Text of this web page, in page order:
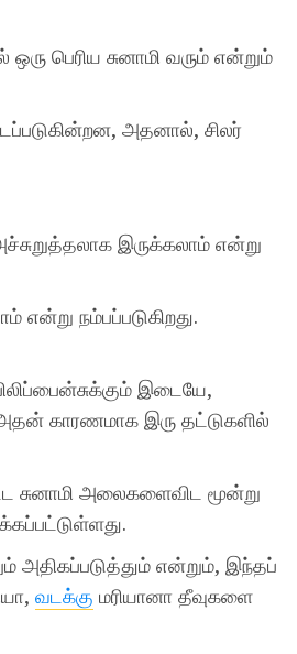
பெரிய சுனாமி வரும் என்றும்
அதனால், சிலர்
இருக்கலாம் என்று
என்று நம்பப்படுகிறது.
இடையே,
அதன் காரணமாக இரு தட்டுகளில்
சுனாமி அலைகளைவிட மூன்று
அதிகப்படுத்தும் என்றும், இந்தப்
வடக்கு மரியானா தீவுகளை